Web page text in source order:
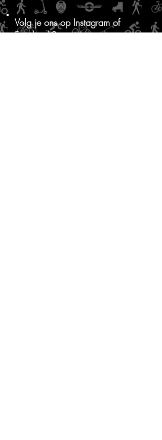
Volg je ons op Instagram of
Facebook?